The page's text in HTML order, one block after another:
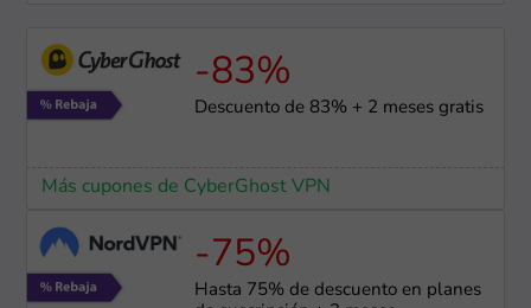
-83%
Descuento de 83% + 2 meses gratis
Más cupones de CyberGhost VPN
-75%
Hasta 75% de descuento en planes